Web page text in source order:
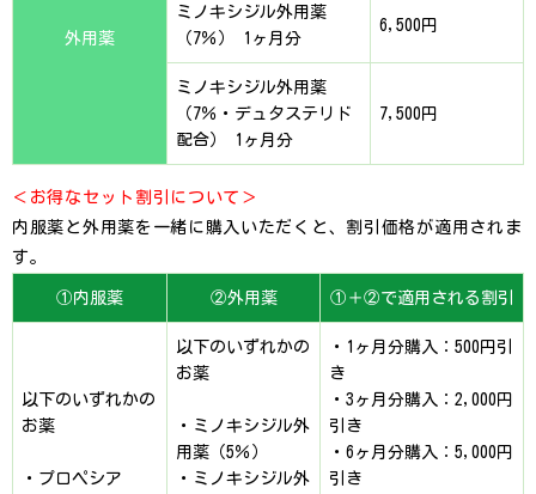
外用薬
ミノキシジル外用薬
（7％） 1ヶ月分
6,500円
ミノキシジル外用薬
（7％・デュタステリド
配合） 1ヶ月分
7,500円
＜お得なセット割引について＞
内服薬と外用薬を一緒に購入いただくと、割引価格が適用されま
す。
①内服薬 ②外用薬 ①＋②で適用される割引
以下のいずれかの
お薬
・プロペシア
以下のいずれかの
お薬
・ミノキシジル外
用薬（5％）
・ミノキシジル外
・1ヶ月分購入：500円引
き
・3ヶ月分購入：2,000円
引き
・6ヶ月分購入：5,000円
引き